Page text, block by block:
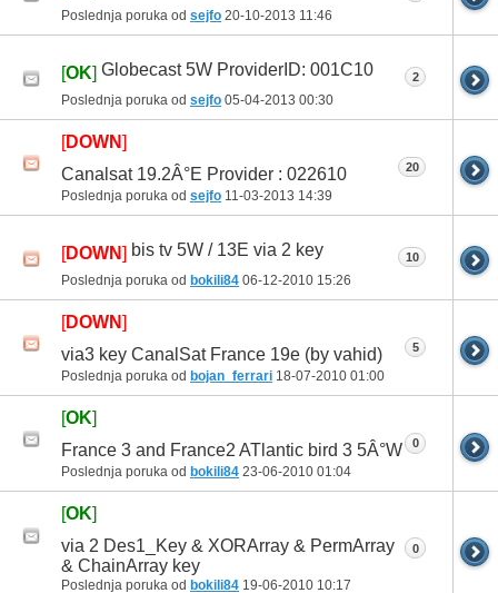
Poslednja poruka od sejfo 20-10-2013 11:46
[OK] Globecast 5W ProviderID: 001C10
Poslednja poruka od sejfo 05-04-2013 00:30
2
[DOWN]
Canalsat 19.2Â°E Provider : 022610
Poslednja poruka od sejfo 11-03-2013 14:39
20
[DOWN] bis tv 5W / 13E via 2 key
Poslednja poruka od bokili84 06-12-2010 15:26
10
[DOWN]
via3 key CanalSat France 19e (by vahid)
Poslednja poruka od bojan_ferrari 18-07-2010 01:00
5
[OK]
France 3 and France2 ATlantic bird 3 5Â°W
Poslednja poruka od bokili84 23-06-2010 01:04
0
[OK]
via 2 Des1_Key & XORArray & PermArray
& ChainArray key
Poslednja poruka od bokili84 19-06-2010 10:17
0